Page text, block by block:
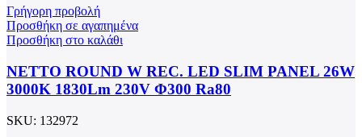
Γρήγορη προβολή
Προσθήκη σε αγαπημένα
Προσθήκη στο καλάθι
NETTO ROUND W REC. LED SLIM PANEL 26W
3000K 1830Lm 230V Φ300 Ra80
SKU: 132972